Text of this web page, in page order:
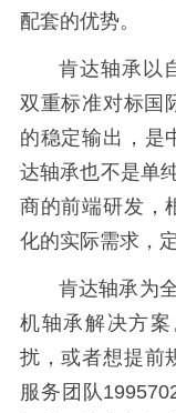
配套的优势。
肯达轴承以
双重标准对标国
的稳定输出，是
达轴承也不是单
商的前端研发，
化的实际需求，
肯达轴承为
机轴承解决方
扰，或者想提前
服务团队